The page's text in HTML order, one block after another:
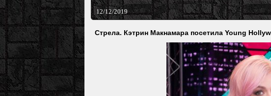
12/12/2019
Стрела. Кэтрин Макнамара посетила Young